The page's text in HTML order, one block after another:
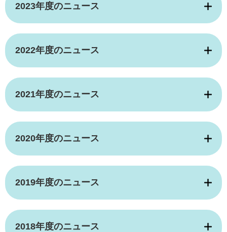
2023年度のニュース
2022年度のニュース
2021年度のニュース
2020年度のニュース
2019年度のニュース
2018年度のニュース